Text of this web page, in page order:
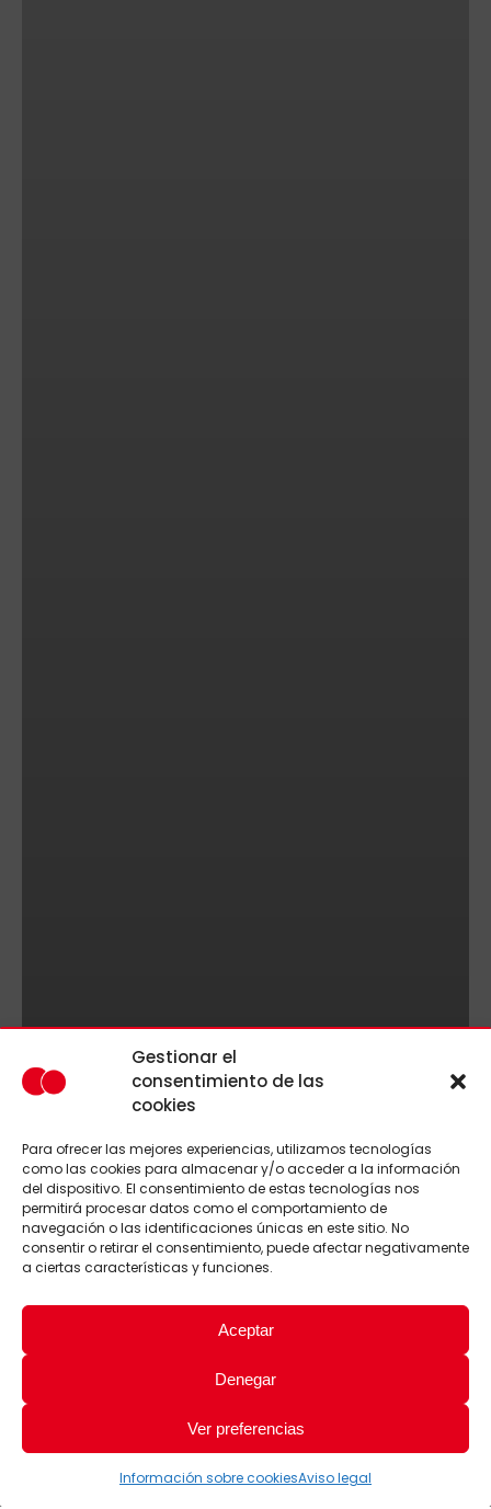
Gestionar el
consentimiento de las
cookies
Para ofrecer las mejores experiencias, utilizamos tecnologías
como las cookies para almacenar y/o acceder a la información
del dispositivo. El consentimiento de estas tecnologías nos
permitirá procesar datos como el comportamiento de
navegación o las identificaciones únicas en este sitio. No
consentir o retirar el consentimiento, puede afectar negativamente
a ciertas características y funciones.
Aceptar
Denegar
Ver preferencias
Información sobre cookiesAviso legal